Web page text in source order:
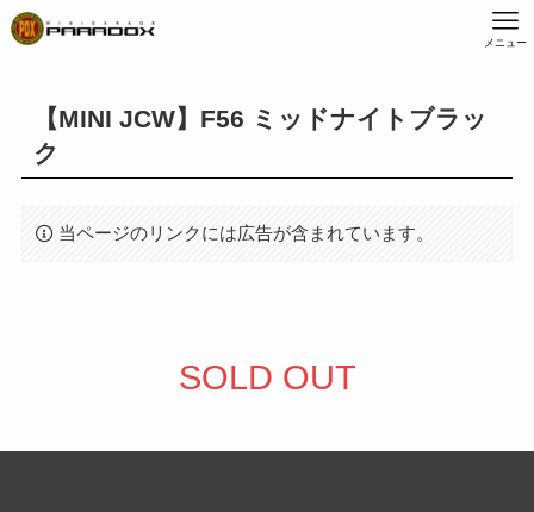
メニュー
【MINI JCW】F56 ミッドナイトブラッ
ク
当ページのリンクには広告が含まれています。
SOLD OUT